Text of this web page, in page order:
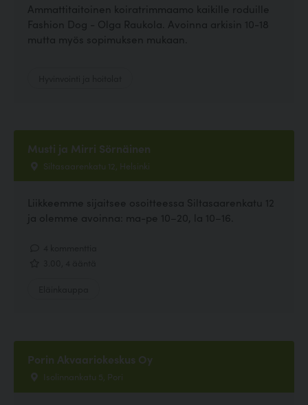
Ammattitaitoinen koiratrimmaamo kaikille roduille
Fashion Dog - Olga Raukola. Avoinna arkisin 10-18
mutta myös sopimuksen mukaan.
Musti ja Mirri Sörnäinen
Siltasaarenkatu 12, Helsinki
Liikkeemme sijaitsee osoitteessa Siltasaarenkatu 12
ja olemme avoinna: ma-pe 10–20, la 10–16.
Porin Akvaariokeskus Oy
Isolinnankatu 5, Pori